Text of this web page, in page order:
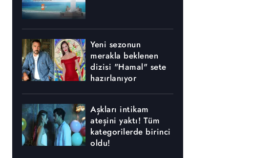
Yeni sezonun
merakla beklenen
dizisi "Hamal" sete
hazırlanıyor
Aşkları intikam
ateşini yaktı! Tüm
kategorilerde birinci
oldu!